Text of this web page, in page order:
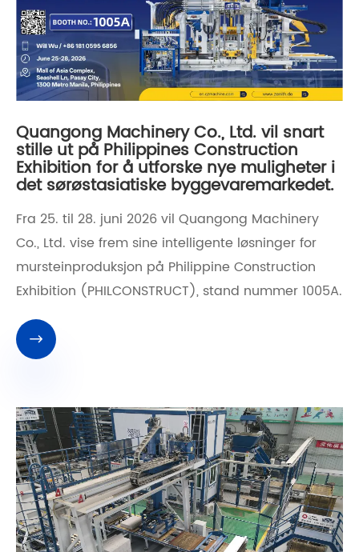
Quangong Machinery Co., Ltd. vil snart
stille ut på Philippines Construction
Exhibition for å utforske nye muligheter i
det sørøstasiatiske byggevaremarkedet.
Fra 25. til 28. juni 2026 vil Quangong Machinery
Co., Ltd. vise frem sine intelligente løsninger for
mursteinproduksjon på Philippine Construction
Exhibition (PHILCONSTRUCT), stand nummer 1005A.
